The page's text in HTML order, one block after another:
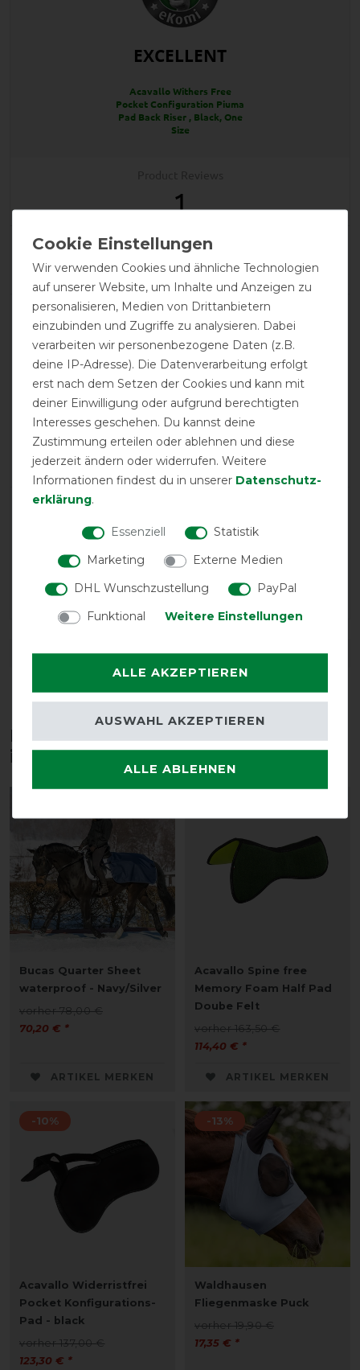
EXCELLENT
Acavallo Withers Free
Pocket Configuration Piuma
Pad Back Riser , Black, One
Size
1
Product Rating
5/5
product experience
calculated from 1 customer reviews
100%
Neutral
0%
Negative
30.05.2025
Ich bin sehr zufrieden mit dem Pad, es liegt sehr gut
frei.
DETAILS ZUR PRODUKTSICHERHEIT
Diese Produkte könnten dich auch
interessieren
Bucas Quarter Sheet
waterproof - Navy/Silver
vorher 78,00 €
70,20 € *
ARTIKEL MERKEN
Acavallo Spine free
Memory Foam Half Pad
Doube Felt
vorher 163,50 €
114,40 € *
ARTIKEL MERKEN
-10%
Acavallo Widerristfrei
Pocket Konfigurations-
Pad - black
vorher 137,00 €
123,30 € *
-13%
Waldhausen
Fliegenmaske Puck
vorher 19,90 €
17,35 € *
Wir verwenden Cookies und ähnliche Technologien
auf unserer Website, um Inhalte und Anzeigen zu
personalisieren, Medien von Drittanbietern
einzubinden und Zugriffe zu analysieren. Dabei
verarbeiten wir personenbezogene Daten (z.B.
deine IP-Adresse). Die Datenverarbeitung erfolgt
erst nach dem Setzen der Cookies und kann mit
deiner Einwilligung oder aufgrund berechtigten
Interesses geschehen. Du kannst deine
Zustimmung erteilen oder ablehnen und diese
jederzeit ändern oder widerrufen. Weitere
Informationen findest du in unserer Daten­schutz­
erklärung.
Essenziell
Statistik
Marketing
Externe Medien
DHL Wunschzustellung
PayPal
Funktional
Weitere Einstellungen
ALLE AKZEPTIEREN
ALLE ABLEHNEN
AUSWAHL AKZEPTIEREN